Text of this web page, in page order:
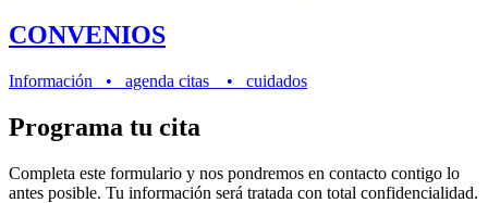
CONVENIOS
Información • agenda citas • cuidados
Programa tu cita
Completa este formulario y nos pondremos en contacto contigo lo
antes posible. Tu información será tratada con total confidencialidad.